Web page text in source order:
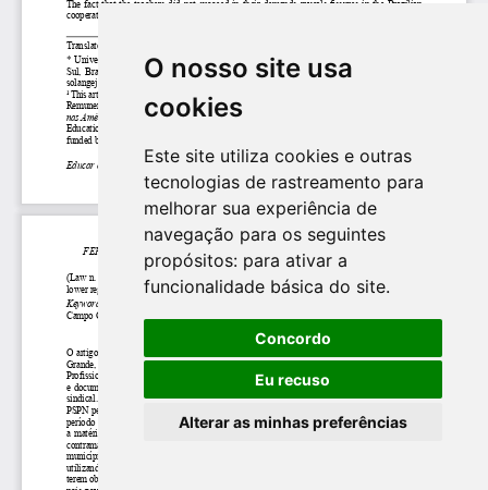
O nosso site usa
cookies
Este site utiliza cookies e outras
tecnologias de rastreamento para
melhorar sua experiência de
navegação para os seguintes
propósitos: para ativar a
funcionalidade básica do site.
Concordo
Eu recuso
Alterar as minhas preferências